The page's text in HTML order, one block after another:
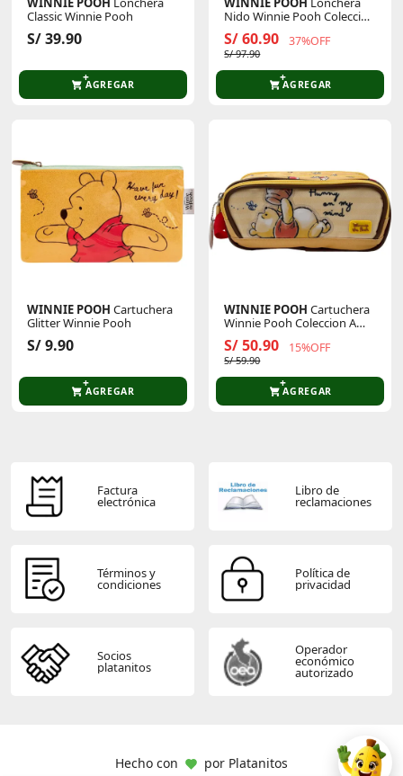
Classic Winnie Pooh
S/ 39.90
AGREGAR
Nido Winnie Pooh Coleccion
A B26
S/ 60.90 37%OFF
S/ 97.90
AGREGAR
WINNIE POOH Cartuchera
Glitter Winnie Pooh
S/ 9.90
AGREGAR
WINNIE POOH Cartuchera
Winnie Pooh Coleccion A
S/ 50.90 15%OFF
S/ 59.90
AGREGAR
Factura
electrónica
Libro de
reclamaciones
Términos y
condiciones
Política de
privacidad
Socios
platanitos
Operador
económico
autorizado
Hecho con por Platanitos